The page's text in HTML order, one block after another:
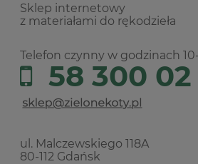
Sklep internetowy
z materiałami do rękodzieła
Telefon czynny w godzinach
58 300
ul. Malczewskiego 118A
80-112 Gdańsk